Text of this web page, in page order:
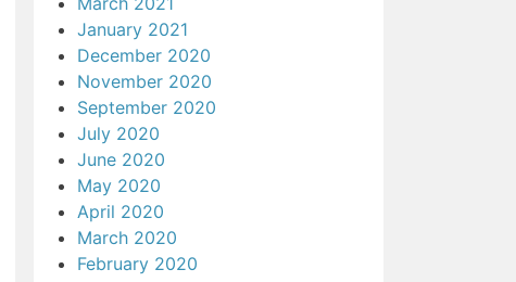
January 2021
December 2020
November 2020
September 2020
July 2020
June 2020
May 2020
April 2020
March 2020
February 2020